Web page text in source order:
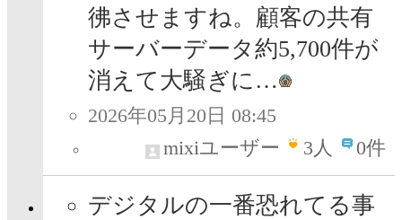
彿させますね。顧客の共有
サーバーデータ約5,700件が
消えて大騒ぎに…
2026年05月20日 08:45
mixiユーザー
3人 0件
デジタルの一番恐れてる事